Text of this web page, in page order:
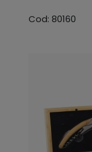
Cod: 80160